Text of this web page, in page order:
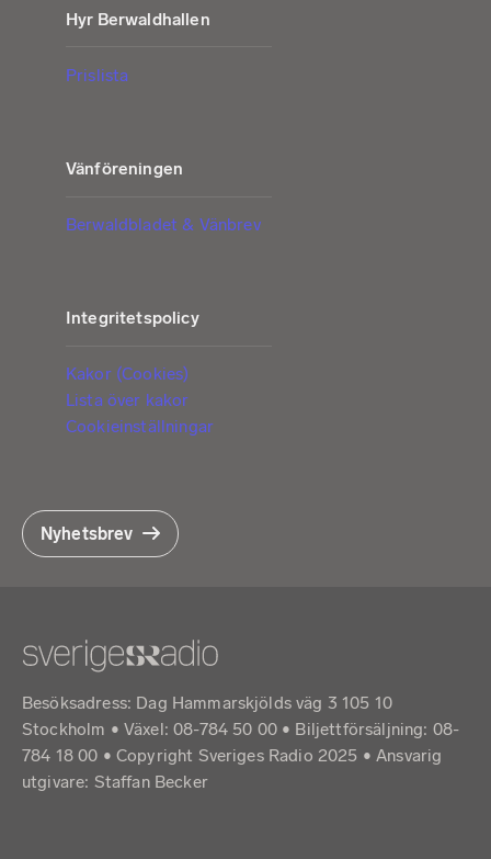
Hyr Berwaldhallen
Prislista
Vänföreningen
Berwaldbladet & Vänbrev
Integritetspolicy
Kakor (Cookies)
Lista över kakor
Cookieinställningar
Nyhetsbrev
Besöksadress: Dag Hammarskjölds väg 3 105 10
Stockholm • Växel: 08-784 50 00 • Biljettförsäljning: 08-
784 18 00 • Copyright Sveriges Radio 2025 •Ansvarig
utgivare: Staffan Becker